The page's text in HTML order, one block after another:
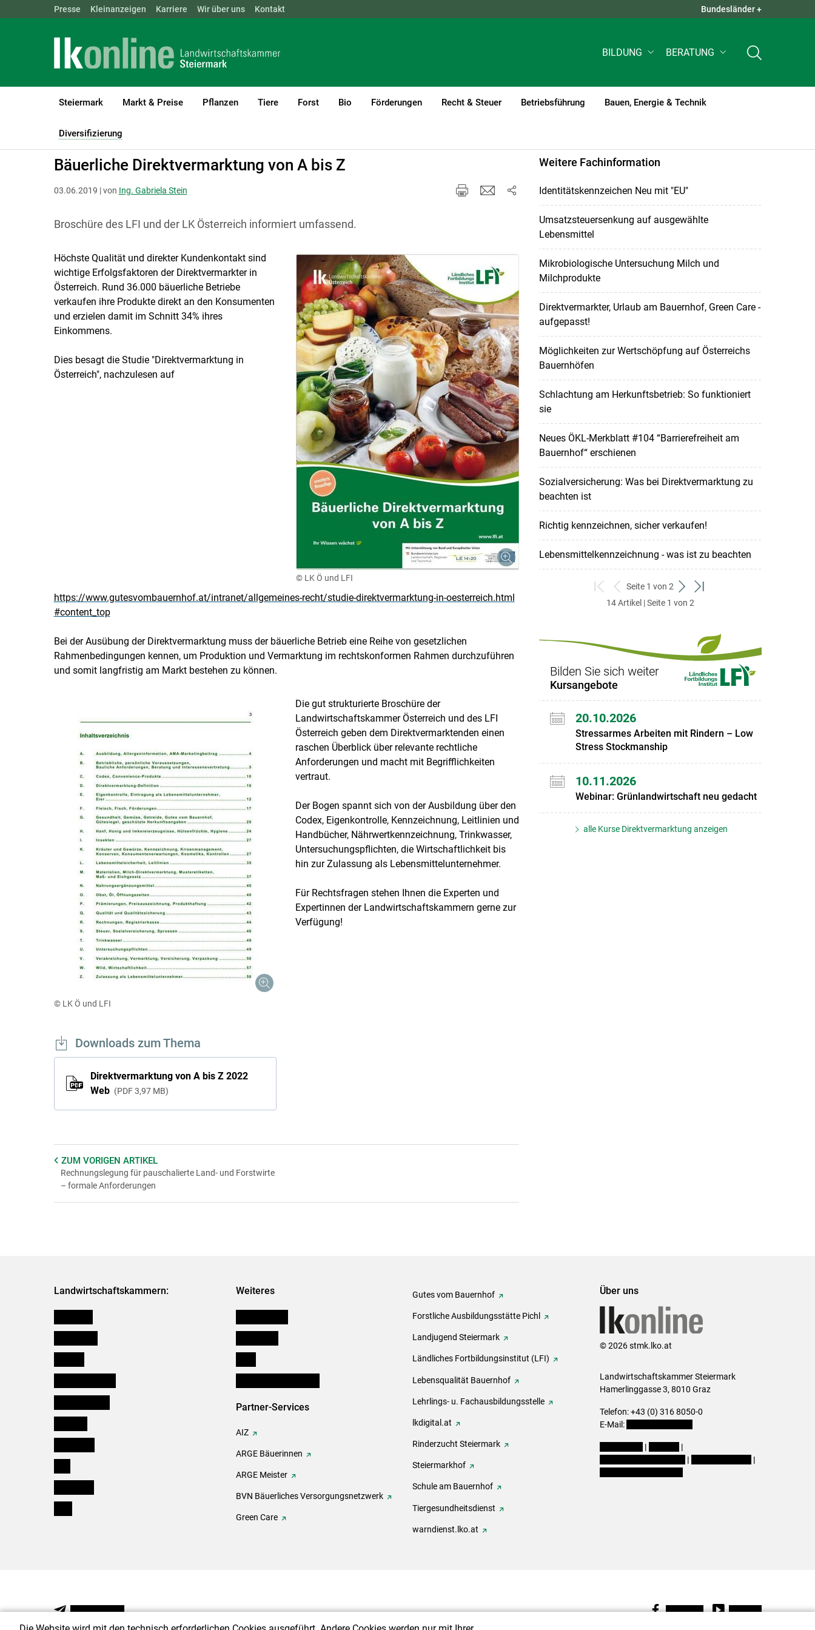
Skip to main content
Landwirtschaftskammern: ÖSTERREICH BGLD KTN NÖ QUICK LINKS +
Presse Kleinanzeigen Karriere Wir über uns Kontakt Bundesländer +
BILDUNG BERATUNG
Steiermark Markt & Preise Pflanzen Tiere Forst Bio Förderungen Recht & Steuer Betriebsführung Bauen, Energie & Technik
Diversifizierung
(current)1
LK Steiermark Diversifizierung
Bäuerliche Direktvermarktung von A bis Z
03.06.2019 | von Ing. Gabriela Stein
Broschüre des LFI und der LK Österreich informiert umfassend.
© LK Ö und LFI
Höchste Qualität und direkter Kundenkontakt sind
wichtige Erfolgsfaktoren der Direktvermarkter in
Österreich. Rund 36.000 bäuerliche Betriebe
verkaufen ihre Produkte direkt an den Konsumenten
und erzielen damit im Schnitt 34% ihres
Einkommens.
Dies besagt die Studie "Direktvermarktung in
Österreich", nachzulesen auf
https://www.gutesvombauernhof.at/intranet/allgemeines-recht/studie-direktvermarktung-in-oesterreich.html
#content_top
Bei der Ausübung der Direktvermarktung muss der bäuerliche Betrieb eine Reihe von gesetzlichen
Rahmenbedingungen kennen, um Produktion und Vermarktung im rechtskonformen Rahmen durchzuführen
und somit langfristig am Markt bestehen zu können.
© LK Ö und LFI
Die gut strukturierte Broschüre der
Landwirtschaftskammer Österreich und des LFI
Österreich geben dem Direktvermarktenden einen
raschen Überblick über relevante rechtliche
Anforderungen und macht mit Begrifflichkeiten
vertraut.
Der Bogen spannt sich von der Ausbildung über den
Codex, Eigenkontrolle, Kennzeichnung, Leitlinien und
Handbücher, Nährwertkennzeichnung, Trinkwasser,
Untersuchungspflichten, die Wirtschaftlichkeit bis
hin zur Zulassung als Lebensmittelunternehmer.
Für Rechtsfragen stehen Ihnen die Experten und
Expertinnen der Landwirtschaftskammern gerne zur
Verfügung!
Downloads zum Thema
Direktvermarktung von A bis Z 2022
Web
PDF 3,97 MB
ZUM VORIGEN ARTIKEL
Rechnungslegung für pauschalierte Land- und Forstwirte
– formale Anforderungen
Weitere Fachinformation
Identitätskennzeichen Neu mit "EU"
Umsatzsteuersenkung auf ausgewählte
Lebensmittel
Mikrobiologische Untersuchung Milch und
Milchprodukte
Direktvermarkter, Urlaub am Bauernhof, Green Care -
aufgepasst!
Möglichkeiten zur Wertschöpfung auf Österreichs
Bauernhöfen
Schlachtung am Herkunftsbetrieb: So funktioniert
sie
Neues ÖKL-Merkblatt #104 “Barrierefreiheit am
Bauernhof“ erschienen
Sozialversicherung: Was bei Direktvermarktung zu
beachten ist
Richtig kennzeichnen, sicher verkaufen!
Lebensmittelkennzeichnung - was ist zu beachten
zum
ersten
zurück
zum
Seite 1 von 2
weiter
zum
zum
14 Artikel | Seite 1 von 2
Bilden Sie sich weiter
Kursangebote
20.10.2026
Stressarmes Arbeiten mit Rindern – Low
Stress Stockmanship
10.11.2026
Webinar: Grünlandwirtschaft neu gedacht
alle Kurse Direktvermarktung anzeigen
Landwirtschaftskammern: Weiteres
Partner-Services
AIZ
ARGE Bäuerinnen
ARGE Meister
BVN Bäuerliches Versorgungsnetzwerk
Green Care
Gutes vom Bauernhof
Forstliche Ausbildungsstätte Pichl
Landjugend Steiermark
Ländliches Fortbildungsinstitut (LFI)
Lebensqualität Bauernhof
Lehrlings- u. Fachausbildungsstelle
lkdigital.at
Rinderzucht Steiermark
Steiermarkhof
Schule am Bauernhof
Tiergesundheitsdienst
warndienst.lko.at
Über uns
© 2026 stmk.lko.at
Landwirtschaftskammer Steiermark
Hamerlinggasse 3, 8010 Graz
Telefon: +43 (0) 316 8050-0
E-Mail:
|
|
|
|
NEWSLETTER Facebook Youtube